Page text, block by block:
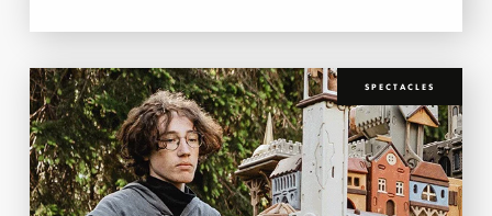
SPECTACLES